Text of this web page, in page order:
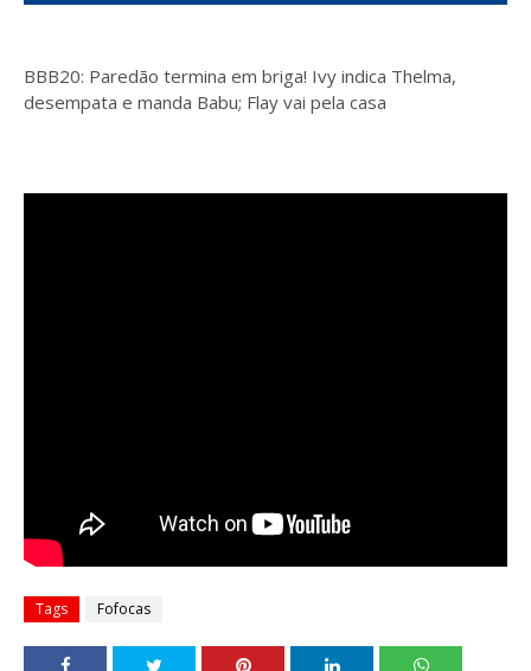
BBB20: Paredão termina em briga! Ivy indica Thelma,
desempata e manda Babu; Flay vai pela casa
Tags Fofocas